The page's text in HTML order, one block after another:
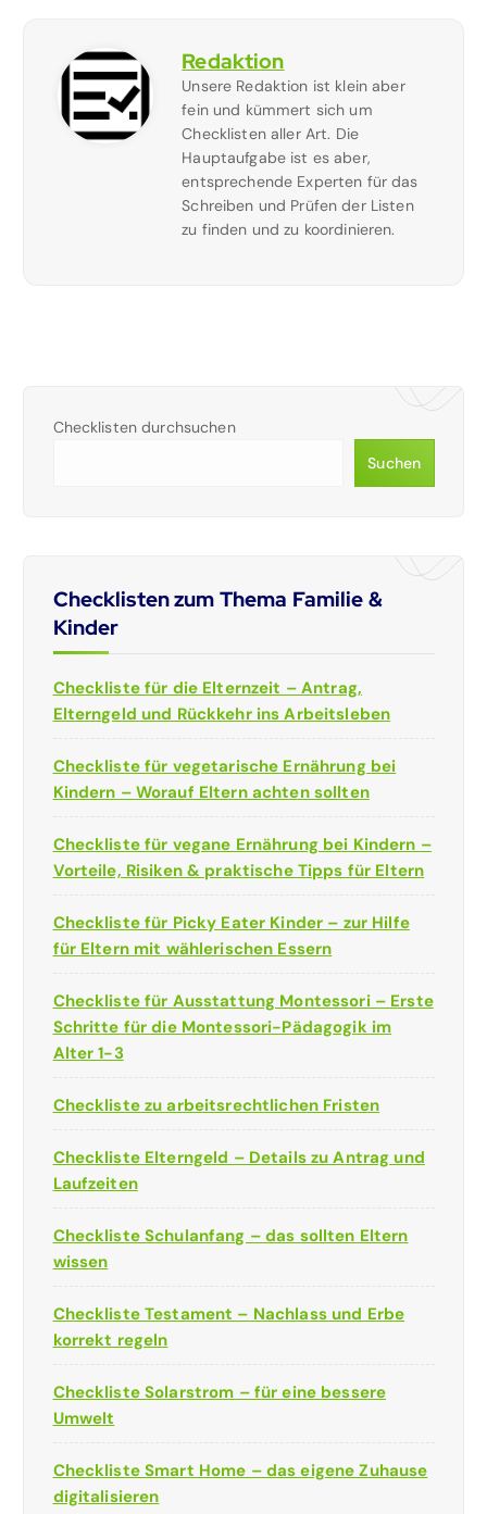
Redaktion
Unsere Redaktion ist klein aber
fein und kümmert sich um
Checklisten aller Art. Die
Hauptaufgabe ist es aber,
entsprechende Experten für das
Schreiben und Prüfen der Listen
zu finden und zu koordinieren.
Checklisten durchsuchen
Suchen
Checklisten zum Thema Familie &
Kinder
Checkliste für die Elternzeit – Antrag,
Elterngeld und Rückkehr ins Arbeitsleben
Checkliste für vegetarische Ernährung bei
Kindern – Worauf Eltern achten sollten
Checkliste für vegane Ernährung bei Kindern –
Vorteile, Risiken & praktische Tipps für Eltern
Checkliste für Picky Eater Kinder – zur Hilfe
für Eltern mit wählerischen Essern
Checkliste für Ausstattung Montessori – Erste
Schritte für die Montessori-Pädagogik im
Alter 1-3
Checkliste zu arbeitsrechtlichen Fristen
Checkliste Elterngeld – Details zu Antrag und
Laufzeiten
Checkliste Schulanfang – das sollten Eltern
wissen
Checkliste Testament – Nachlass und Erbe
korrekt regeln
Checkliste Solarstrom – für eine bessere
Umwelt
Checkliste Smart Home – das eigene Zuhause
digitalisieren